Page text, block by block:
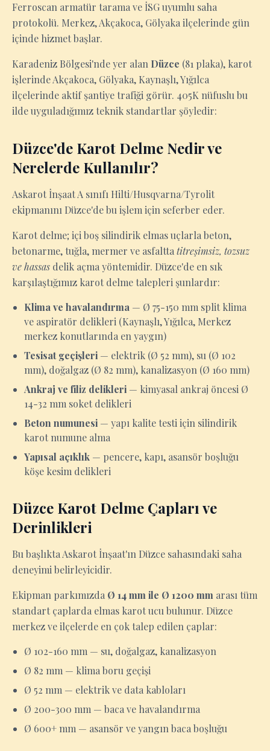
Ferroscan armatür tarama ve İSG uyumlu saha
protokolü. Merkez, Akçakoca, Gölyaka ilçelerinde gün
içinde hizmet başlar.
Karadeniz Bölgesi'nde yer alan Düzce (81 plaka), karot
işlerinde Akçakoca, Gölyaka, Kaynaşlı, Yığılca
ilçelerinde aktif şantiye trafiği görür. 405K nüfuslu bu
ilde uyguladığımız teknik standartlar şöyledir:
Düzce'de Karot Delme Nedir ve
Nerelerde Kullanılır?
Askarot İnşaat A sınıfı Hilti/Husqvarna/Tyrolit
ekipmanını Düzce'de bu işlem için seferber eder.
Karot delme; içi boş silindirik elmas uçlarla beton,
betonarme, tuğla, mermer ve asfaltta titreşimsiz, tozsuz
ve hassas delik açma yöntemidir. Düzce'de en sık
karşılaştığımız karot delme talepleri şunlardır:
Klima ve havalandırma — Ø 75-150 mm split klima
ve aspiratör delikleri (Kaynaşlı, Yığılca, Merkez
merkez konutlarında en yaygın)
Tesisat geçişleri — elektrik (Ø 52 mm), su (Ø 102
mm), doğalgaz (Ø 82 mm), kanalizasyon (Ø 160 mm)
Ankraj ve filiz delikleri — kimyasal ankraj öncesi Ø
14-32 mm soket delikleri
Beton numunesi — yapı kalite testi için silindirik
karot numune alma
Yapısal açıklık — pencere, kapı, asansör boşluğu
köşe kesim delikleri
Düzce Karot Delme Çapları ve
Derinlikleri
Bu başlıkta Askarot İnşaat'ın Düzce sahasındaki saha
deneyimi belirleyicidir.
Ekipman parkımızda Ø 14 mm ile Ø 1200 mm arası tüm
standart çaplarda elmas karot ucu bulunur. Düzce
merkez ve ilçelerde en çok talep edilen çaplar:
Ø 102-160 mm — su, doğalgaz, kanalizasyon
Ø 82 mm — klima boru geçişi
Ø 52 mm — elektrik ve data kabloları
Ø 200-300 mm — baca ve havalandırma
Ø 600+ mm — asansör ve yangın baca boşluğu